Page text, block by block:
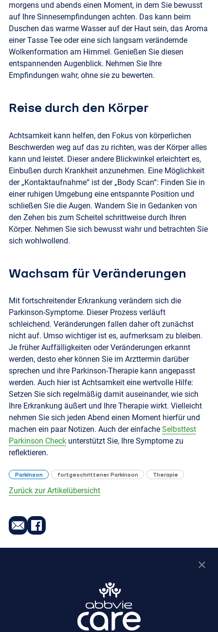
morgens und abends einen Moment, in dem Sie bewusst
auf Ihre Sinnesempfindungen achten. Das kann beim
Duschen das warme Wasser auf der Haut sein, das Aroma
einer Tasse Tee oder eine sich langsam verändernde
Wolkenformation am Himmel. Genießen Sie diesen
entspannenden Augenblick. Nehmen Sie Ihre
Empfindungen wahr, ohne sie zu bewerten.
Reise durch den Körper
Achtsamkeit kann helfen, den Fokus von körperlichen
Beschwerden weg auf das zu richten, was der Körper alles
kann und leistet. Dieser andere Blickwinkel erleichtert es,
Einbußen durch Krankheit anzunehmen. Eine Möglichkeit
der „Kontaktaufnahme“ ist der „Body Scan“: Finden Sie in
einer ruhigen Umgebung eine entspannte Position und
schließen Sie die Augen. Wandern Sie in Gedanken von
den Zehen bis zum Scheitel schrittweise durch Ihren
Körper. Nehmen Sie sich bewusst wahr und betrachten Sie
sich wohlwollend.
Wachsam für Veränderungen
Mit fortschreitender Erkrankung verändern sich die
Parkinson-Symptome. Dieser Prozess verläuft
schleichend. Veränderungen fallen daher oft zunächst
nicht auf. Umso wichtiger ist es, aufmerksam zu bleiben.
Je früher Auffälligkeiten oder Veränderungen erkannt
werden, desto eher können Sie im Arzttermin darüber
sprechen und ihre Parkinson-Therapie kann angepasst
werden. Auch hier ist Achtsamkeit eine wertvolle Hilfe:
Setzen Sie sich regelmäßig damit auseinander, wie sich
Ihre Erkrankung äußert und Ihre Therapie wirkt. Vielleicht
nehmen Sie sich jeden Abend einen Moment hierfür und
machen ein paar Notizen. Auch der einfache Selbsttest
Parkinson Check unterstützt Sie, Ihre Symptome zu
reflektieren.
Parkinson fortgeschrittener Parkinson Therapie
Zurück zur Artikelübersicht
Online Angebote